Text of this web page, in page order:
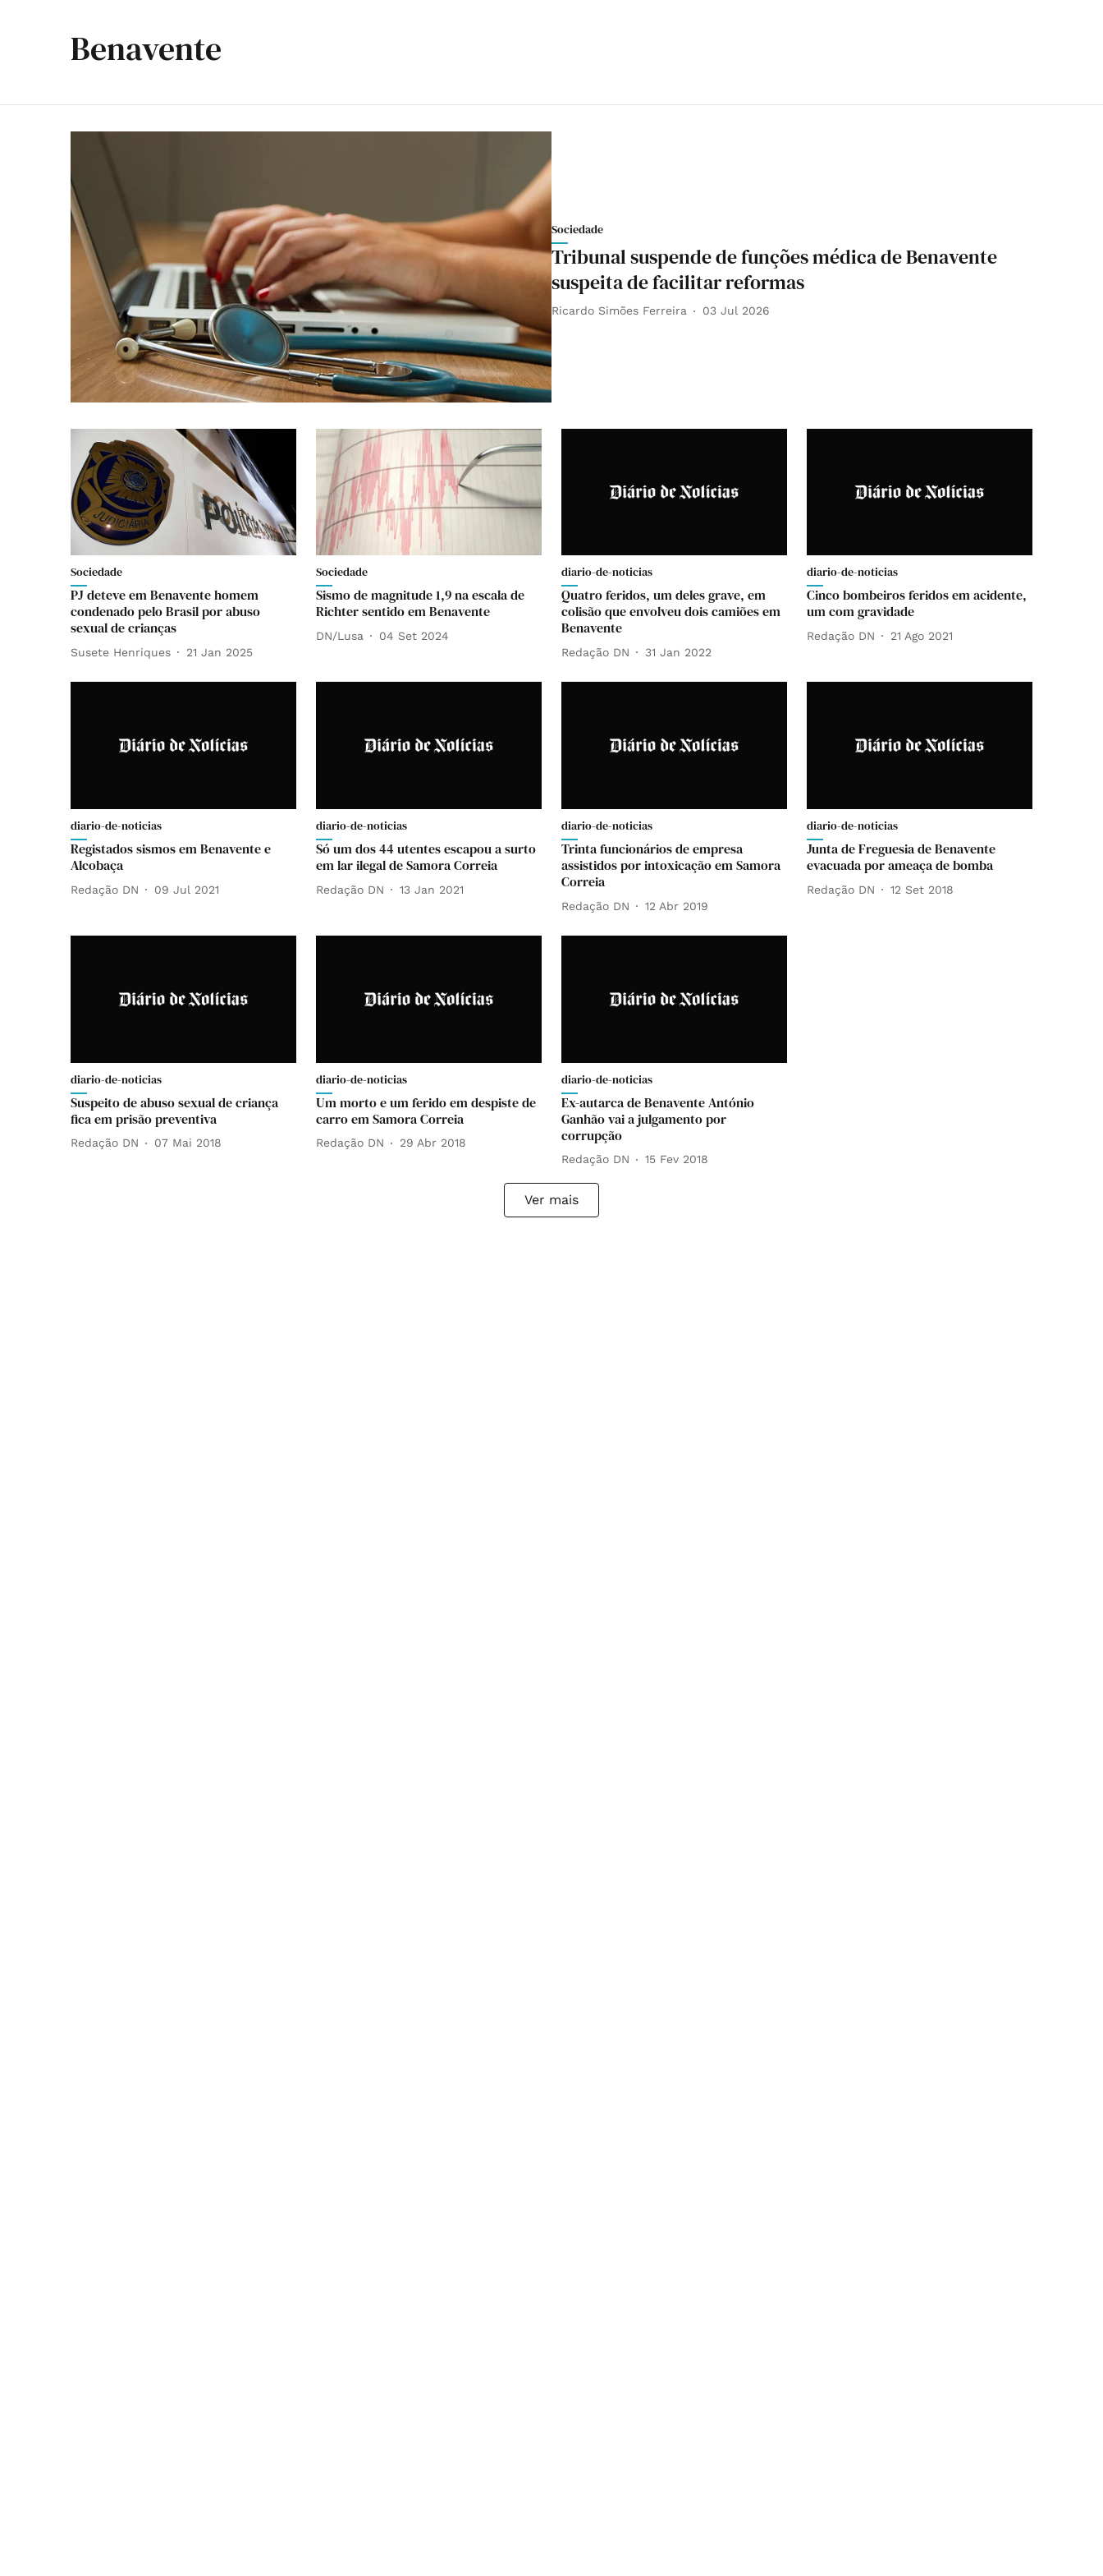
Benavente
Sociedade
Tribunal suspende de funções médica de Benavente
suspeita de facilitar reformas
Ricardo Simões Ferreira 03 Jul 2026
Sociedade
PJ deteve em Benavente homem
condenado pelo Brasil por abuso
sexual de crianças
Susete Henriques 21 Jan 2025
Sociedade
Sismo de magnitude 1,9 na escala de
Richter sentido em Benavente
DN/Lusa 04 Set 2024
diario-de-noticias
Quatro feridos, um deles grave, em
colisão que envolveu dois camiões em
Benavente
Redação DN 31 Jan 2022
diario-de-noticias
Cinco bombeiros feridos em acidente,
um com gravidade
Redação DN 21 Ago 2021
diario-de-noticias
Registados sismos em Benavente e
Alcobaça
Redação DN 09 Jul 2021
diario-de-noticias
Só um dos 44 utentes escapou a surto
em lar ilegal de Samora Correia
Redação DN 13 Jan 2021
diario-de-noticias
Trinta funcionários de empresa
assistidos por intoxicação em Samora
Correia
Redação DN 12 Abr 2019
diario-de-noticias
Junta de Freguesia de Benavente
evacuada por ameaça de bomba
Redação DN 12 Set 2018
diario-de-noticias
Suspeito de abuso sexual de criança
fica em prisão preventiva
Redação DN 07 Mai 2018
diario-de-noticias
Um morto e um ferido em despiste de
carro em Samora Correia
Redação DN 29 Abr 2018
diario-de-noticias
Ex-autarca de Benavente António
Ganhão vai a julgamento por
corrupção
Redação DN 15 Fev 2018
Ver mais